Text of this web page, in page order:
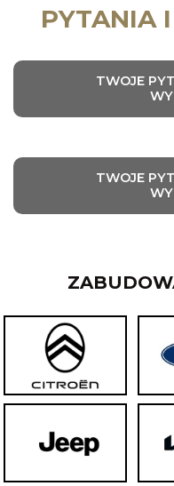
PYTANIA
TWOJE
TWOJE